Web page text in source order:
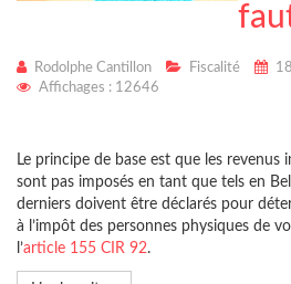
Rodolphe Cantillon Fiscalité
Affichages : 12646
Le principe de base est que les revenus
sont pas imposés en tant que tels en
derniers doivent être déclarés pour
à l’impôt des personnes physiques de
l’article 155 CIR 92.